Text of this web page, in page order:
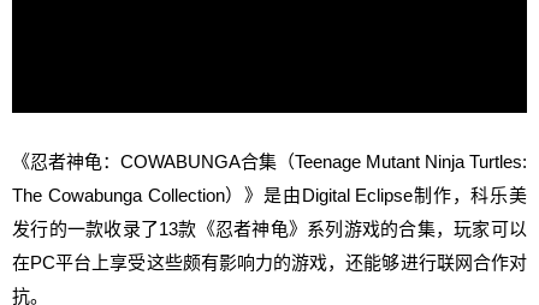
《忍者神龟：COWABUNGA合集（Teenage Mutant Ninja Turtles:
The Cowabunga Collection）》是由Digital Eclipse制作，科乐美
发行的一款收录了13款《忍者神龟》系列游戏的合集，玩家可以
在PC平台上享受这些颇有影响力的游戏，还能够进行联网合作对
抗。